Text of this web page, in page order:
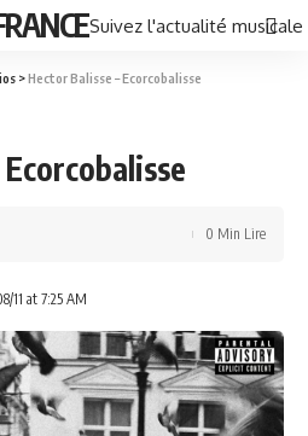
Suivez l'actualité
>Hector Balisse – Ecorcobalisse
11 at 7:25 AM
0 Min Lire